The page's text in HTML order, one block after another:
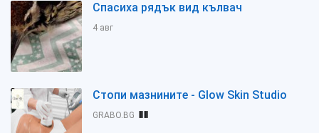
Спасиха рядък вид кълвач
4 авг
Стопи мазнините - Glow Skin Studio
GRABO.BG